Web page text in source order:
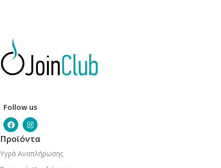
Follow us
Προϊόντα
Υγρά Αναπλήρωσης